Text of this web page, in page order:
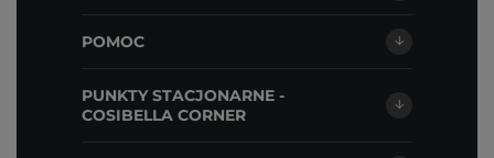
POMOC
PUNKTY STACJONARNE -
COSIBELLA CORNER